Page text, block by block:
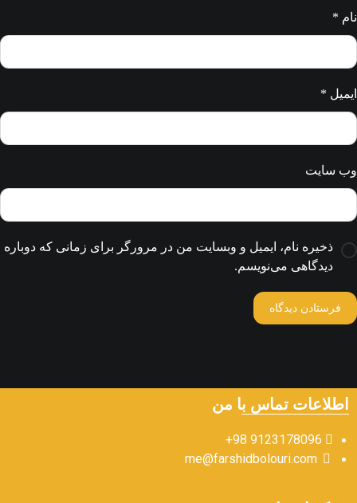
نام *
ایمیل *
وب‌ سایت
ذخیره نام، ایمیل و وبسایت من در مرورگر برای زمانی که دوباره
دیدگاهی می‌نویسم.
اطلاعات تماس با من
9123178096 98+
me@farshidbolouri.com